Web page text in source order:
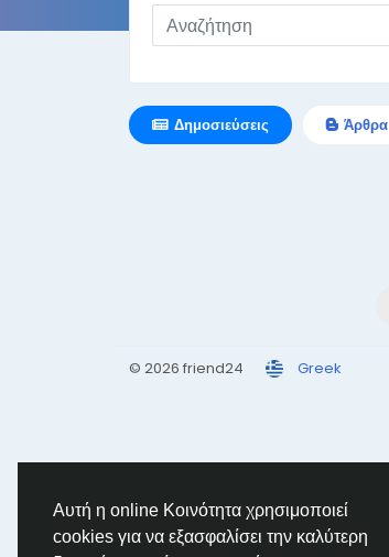
Αυτή η online Κοινότητα χρησιμοποιεί
cookies για να εξασφαλίσει την καλύτερη
Δημοσιεύσεις Άρθρα
© 2026 friend24 Greek